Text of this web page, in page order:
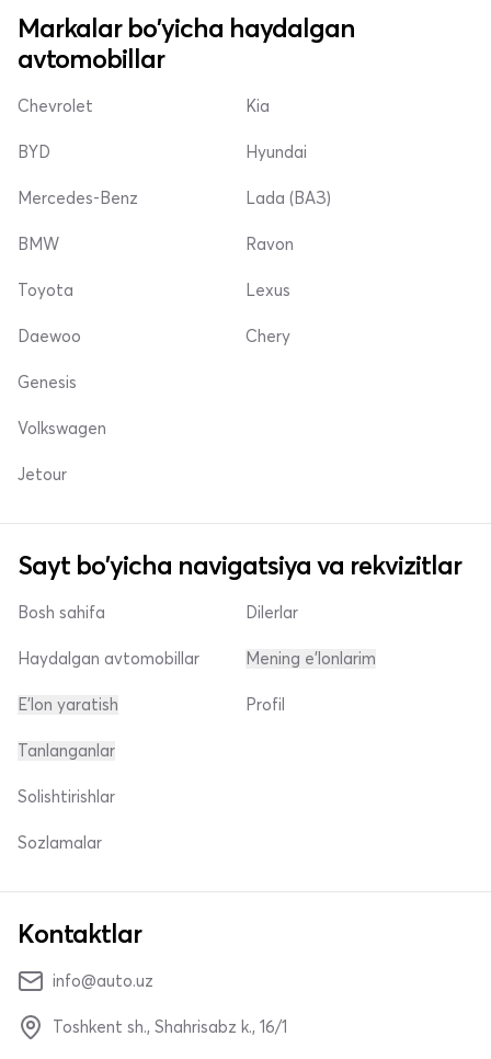
Markalar bo'yicha haydalgan
avtomobillar
Chevrolet
BYD
Mercedes-Benz
Kia
Hyundai
Lada (ВАЗ)
BMW
Toyota
Daewoo
Ravon
Lexus
Chery
Genesis
Volkswagen
Jetour
Sayt bo'yicha navigatsiya va rekvizitlar
Bosh sahifa
Haydalgan avtomobillar
E'lon yaratish
Dilerlar
Mening e'lonlarim
Profil
Tanlanganlar
Solishtirishlar
Sozlamalar
Kontaktlar
info@auto.uz
Toshkent sh., Shahrisabz k., 16/1